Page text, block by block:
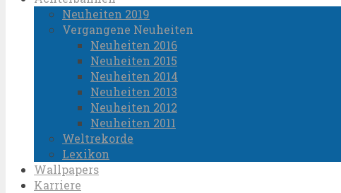
Neuheiten 2019
Vergangene Neuheiten
Neuheiten 2016
Neuheiten 2015
Neuheiten 2014
Neuheiten 2013
Neuheiten 2012
Neuheiten 2011
Weltrekorde
Lexikon
Wallpapers
Karriere